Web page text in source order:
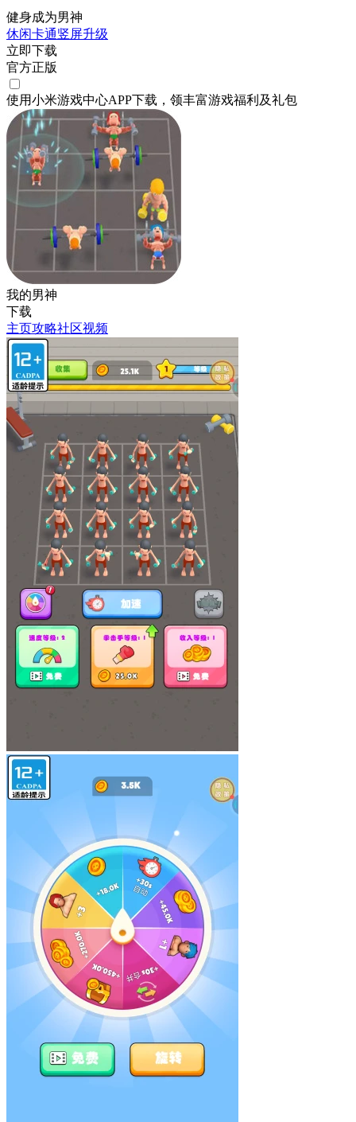
健身成为男神
休闲卡通竖屏升级
立即下载
官方正版
使用小米游戏中心APP下载 ，领丰富游戏福利 及礼包
我的男神
下载
主页攻略社区视频